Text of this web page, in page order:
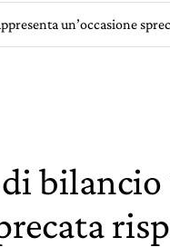
un’occasione
di